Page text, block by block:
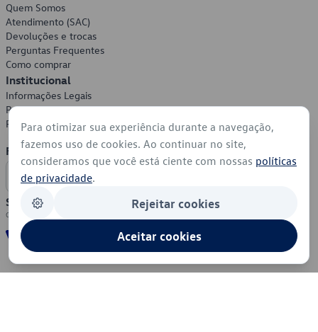
Quem Somos
Atendimento (SAC)
Devoluções e trocas
Perguntas Frequentes
Como comprar
Institucional
Informações Legais
Política de Privacidade
Política de Cookies
Formas de Pagamento
Segurança
Para otimizar sua experiência durante a navegação,
fazemos uso de cookies. Ao continuar no site,
consideramos que você está ciente com nossas políticas
de privacidade.
Rejeitar cookies
Aceitar cookies